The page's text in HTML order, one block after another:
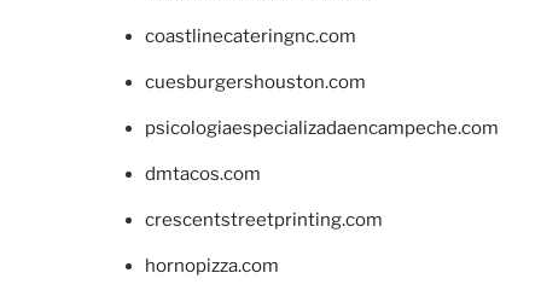
coastlinecateringnc.com
cuesburgershouston.com
psicologiaespecializadaencampeche.com
dmtacos.com
crescentstreetprinting.com
hornopizza.com